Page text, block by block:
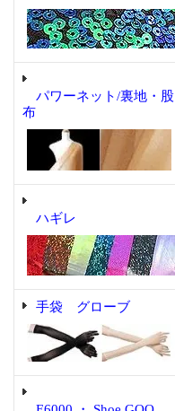
パワーネット/裏地・股
布
ハギレ
手袋 グローブ